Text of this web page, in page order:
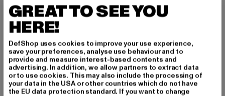
NOISY MAY
NMAGATHA
26,79 EUR
Derzeitiger Preis: 26,79 EUR
39,99 EUR
URBAN CLASSICS
-27% -44%
GREAT TO SEE YOU
HERE!
DefShop uses cookies to improve your use experience,
save your preferences, analyse use behaviour and to
provide and measure interest-based contents and
advertising. In addition, we allow partners to extract data
or to use cookies. This may also include the processing of
your data in the USA or other countries which do not have
the EU data protection standard. If you want to change